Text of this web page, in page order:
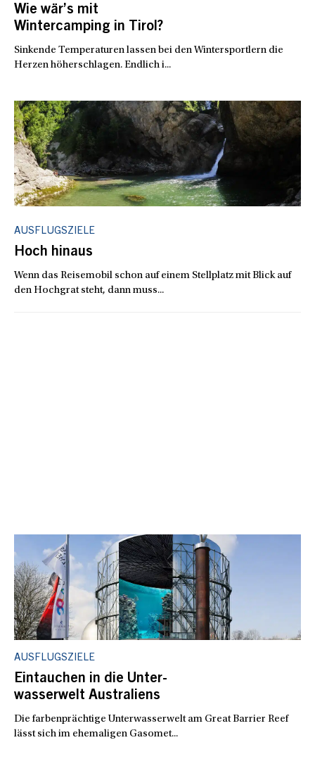
Wie wär’s mit
Wintercamping in Tirol?
Sinkende Temperaturen lassen bei den Wintersportlern die
Herzen höherschlagen. Endlich i...
AUSFLUGSZIELE
Hoch hinaus
Wenn das Reisemobil schon auf einem Stellplatz mit Blick auf
den Hochgrat steht, dann muss...
AUSFLUGSZIELE
Eintauchen in die Unter-
wasserwelt Australiens
Die farbenprächtige Unterwasserwelt am Great Barrier Reef
lässt sich im ehemaligen Gasomet...